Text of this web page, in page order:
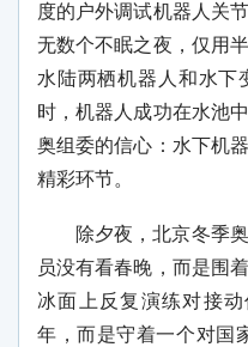
度的户外调试机器人关
无数个不眠之夜，仅用
水陆两栖机器人和水下
时，机器人成功在水池
奥组委的信心：水下机
精彩环节。
除夕夜，北京冬季
员没有看春晚，而是围
冰面上反复演练对接
年，而是守着一个对国